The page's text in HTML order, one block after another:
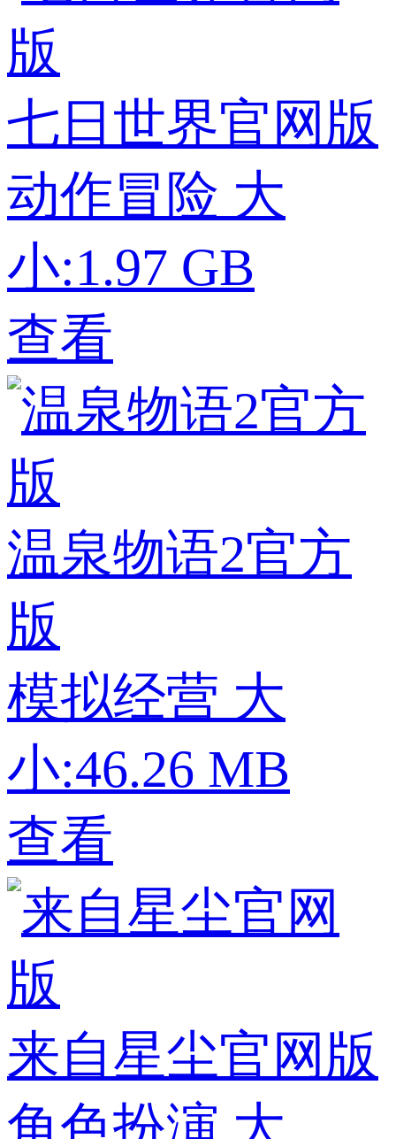
七日世界官网版
动作冒险 大
小:1.97 GB
查看
温泉物语2官方
版
模拟经营 大
小:46.26 MB
查看
来自星尘官网版
角色扮演 大